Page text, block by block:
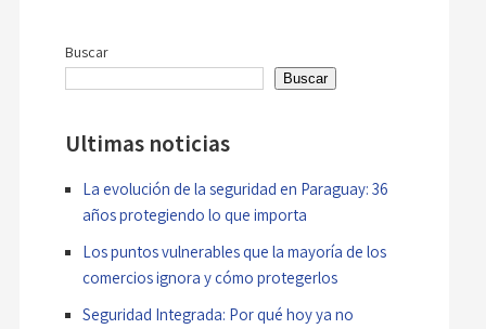
entradas
Buscar
Buscar
Ultimas noticias
La evolución de la seguridad en Paraguay: 36
años protegiendo lo que importa
Los puntos vulnerables que la mayoría de los
comercios ignora y cómo protegerlos
Seguridad Integrada: Por qué hoy ya no